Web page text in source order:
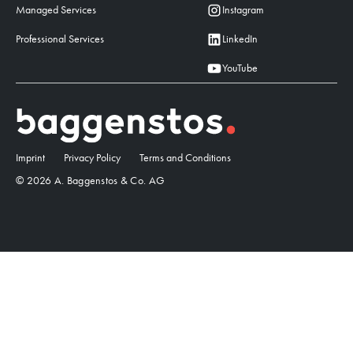
Managed Services
Professional Services
Instagram
LinkedIn
YouTube
Imprint Privacy Policy
Terms and Conditions
© 2026 A. Baggenstos & Co. AG